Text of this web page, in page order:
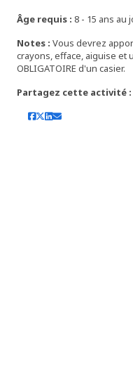
Âge requis : 8 - 15 ans au
Notes : Vous devrez
crayons, efface, aiguise et
OBLIGATOIRE d'un casier.
Partagez cette activité :